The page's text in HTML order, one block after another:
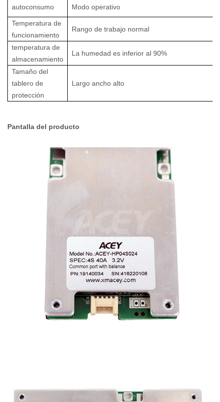
autoconsumo Modo operativo
Temperatura de
funcionamiento
Rango de trabajo normal
temperatura de
almacenamiento
La humedad es inferior al 90%
Tamaño del
tablero de
protección
Largo ancho alto
Pantalla del producto